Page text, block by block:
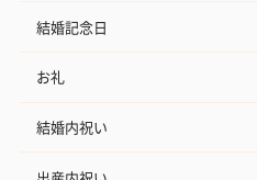
結婚記念日
お礼
結婚内祝い